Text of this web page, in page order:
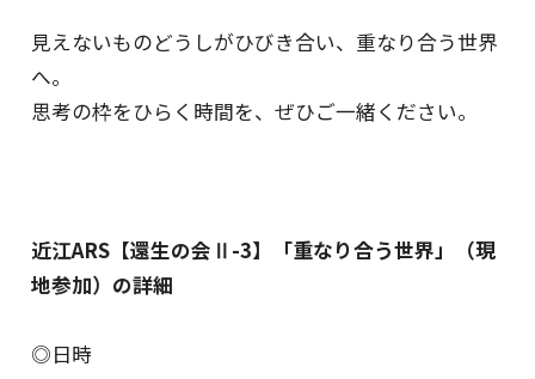
見えないものどうしがひびき合い、重なり合う世界
へ。
思考の枠をひらく時間を、ぜひご一緒ください。
近江ARS【還生の会Ⅱ-3】「重なり合う世界」（現
地参加）の詳細
◎日時